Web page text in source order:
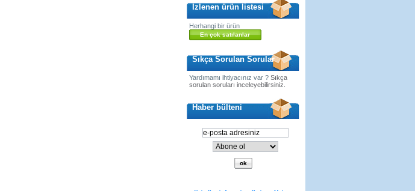
İzlenen ürün listesi
Herhangi bir ürün
En çok satılanlar
Sıkça Sorulan Sorular
Yardımamı ihtiyacınız var ? Sıkça
sorulan soruları inceleyebilirsiniz.
Haber bülteni